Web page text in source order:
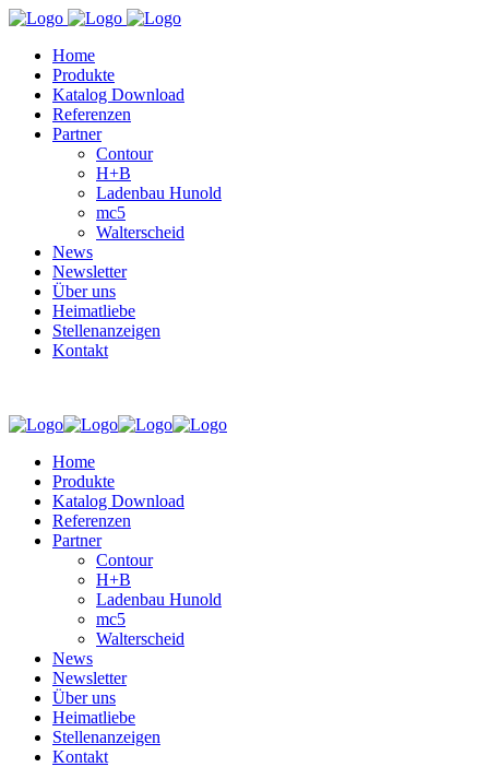
Home
Produkte
Katalog Download
Referenzen
Partner
Contour
H+B
Ladenbau Hunold
mc5
Walterscheid
News
Newsletter
Über uns
Heimatliebe
Stellenanzeigen
Kontakt
Home
Produkte
Katalog Download
Referenzen
Partner
Contour
H+B
Ladenbau Hunold
mc5
Walterscheid
News
Newsletter
Über uns
Heimatliebe
Stellenanzeigen
Kontakt